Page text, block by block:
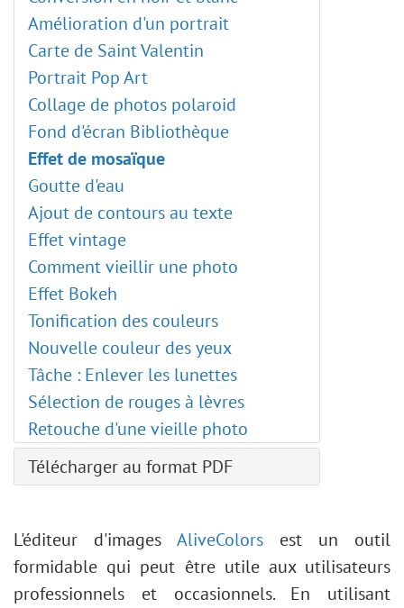
Effets de flou
Plugin Points
Plugin Enhancer
Plugin Neon
Plugin NatureArt
Plugin LightShop
Plugin HDRFactory
Plugin AirBrush
Options d'alignement
Réglage Noir et blanc
Réglage Seuil
Réglage Négatif
Teinte/Saturation
Luminosité/Contraste
Réglage Courbes
Réglage Niveaux
Redimensionner une image
Filtres AI
Installation sur Windows
Plugins externes
Amélioration d'un portrait
Carte de Saint Valentin
Portrait Pop Art
Collage de photos polaroid
Fond d'écran Bibliothèque
Effet de mosaïque
Goutte d'eau
Ajout de contours au texte
Effet vintage
Comment vieillir une photo
Effet Bokeh
Tonification des couleurs
Nouvelle couleur des yeux
Tâche : Enlever les lunettes
Sélection de rouges à lèvres
Retouche d'une vieille photo
Télécharger au format PDF
L'éditeur d'images AliveColors est un outil
formidable qui peut être utile aux utilisateurs
professionnels et occasionnels. En utilisant